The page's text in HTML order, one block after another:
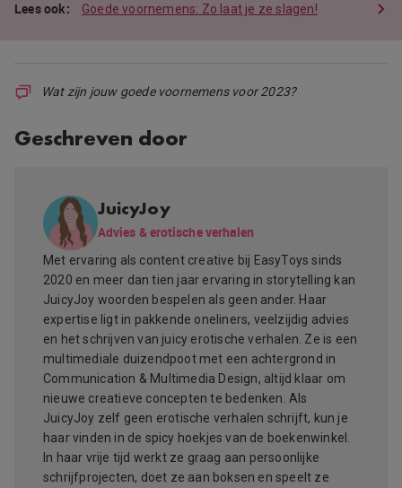
Goede voornemens: Zo laat je ze slagen!
Wat zijn jouw goede voornemens voor 2023?
Geschreven door
JuicyJoy
Advies & erotische verhalen
Met ervaring als content creative bij EasyToys sinds
2020 en meer dan tien jaar ervaring in storytelling kan
JuicyJoy woorden bespelen als geen ander. Haar
expertise ligt in pakkende oneliners, veelzijdig advies
en het schrijven van juicy erotische verhalen. Ze is een
multimediale duizendpoot met een achtergrond in
Communication & Multimedia Design, altijd klaar om
nieuwe creatieve concepten te bedenken. Als
JuicyJoy zelf geen erotische verhalen schrijft, kun je
haar vinden in de spicy hoekjes van de boekenwinkel.
In haar vrije tijd werkt ze graag aan persoonlijke
schrijfprojecten, doet ze aan boksen en speelt ze